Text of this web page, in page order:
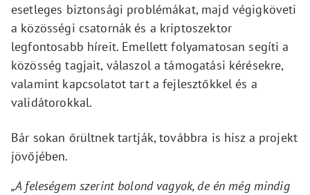
esetleges biztonsági problémákat, majd végigköveti
a közösségi csatornák és a kriptoszektor
legfontosabb híreit. Emellett folyamatosan segíti a
közösség tagjait, válaszol a támogatási kérésekre,
valamint kapcsolatot tart a fejlesztőkkel és a
validátorokkal.
Bár sokan őrültnek tartják, továbbra is hisz a projekt
jövőjében.
„A feleségem szerint bolond vagyok, de én még mindig